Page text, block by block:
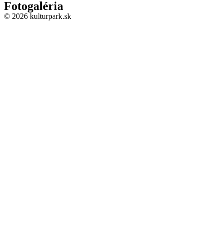
Fotogaléria
© 2026 kulturpark.sk